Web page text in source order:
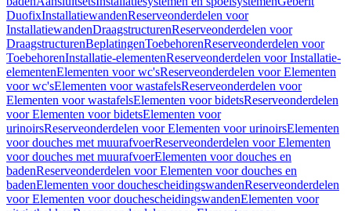
DuofixInstallatiewandenReserveonderdelen voor
InstallatiewandenDraagstructurenReserveonderdelen voor
DraagstructurenBeplatingenToebehorenReserveonderdelen voor
ToebehorenInstallatie-elementenReserveonderdelen voor Installatie-
elementenElementen voor wc'sReserveonderdelen voor Elementen
voor wc'sElementen voor wastafelsReserveonderdelen voor
Elementen voor wastafelsElementen voor bidetsReserveonderdelen
voor Elementen voor bidetsElementen voor
urinoirsReserveonderdelen voor Elementen voor urinoirsElementen
voor douches met muurafvoerReserveonderdelen voor Elementen
voor douches met muurafvoerElementen voor douches en
badenReserveonderdelen voor Elementen voor douches en
badenElementen voor douchescheidingswandenReserveonderdelen
voor Elementen voor douchescheidingswandenElementen voor